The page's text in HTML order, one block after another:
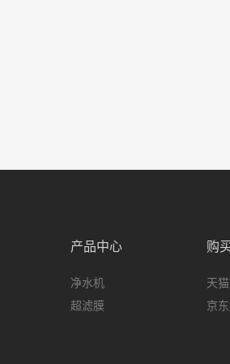
产品中心
净水机
超滤膜
购
天
京